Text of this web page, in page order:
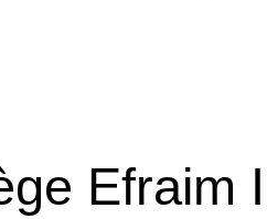
Efraim